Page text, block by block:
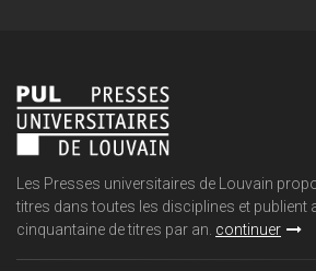
Les Presses universitaires de Louvain
titres dans toutes les disciplines et publient
cinquantaine de titres par an. continuer